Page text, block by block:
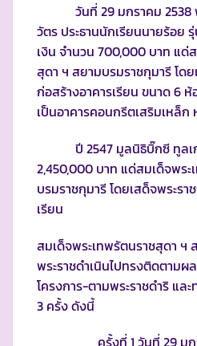
วันที่ 29 มกราคม 2538
วัตร ประธานนักเรียนนายร้อย
เงิน จำนวน 700,000 บาท แด่
สุดา ฯ สยามบรมราชกุมารี โด
ก่อสร้างอาคารเรียน ขนาด 6
เป็นอาคารคอนกรีตเสริมเหล็ก
ปี 2547 มูลนิธิบิ๊กซี ทูลเก
2,450,000 บาท แด่สมเด็จพร
บรมราชกุมารี โดยเสด็จพระร
เรียน
สมเด็จพระเทพรัตนราชสุดา ฯ
พระราชดำเนินไปทรงติดตามผ
โครงการ-ตามพระราชดำริ แล
3 ครั้ง ดังนี้